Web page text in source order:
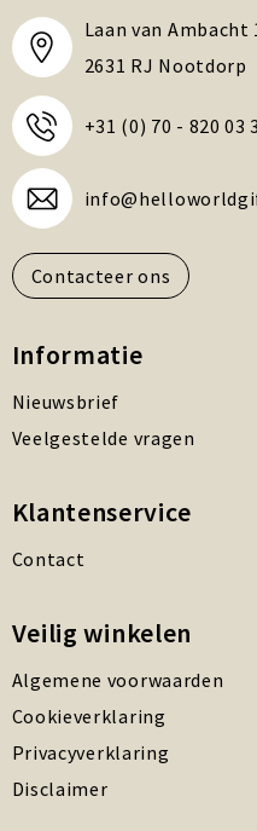
Laan van Ambacht
2631 RJ Nootdorp
+31 (0) 70 - 820 03
Contacteer ons
Informatie
Nieuwsbrief
Veelgestelde vragen
Klantenservice
Contact
Veilig winkelen
Algemene voorwaarden
Cookieverklaring
Privacyverklaring
Disclaimer